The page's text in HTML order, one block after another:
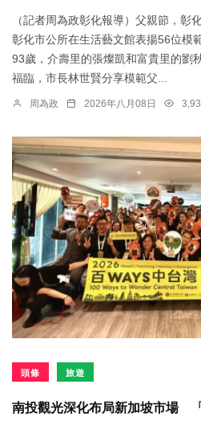
（記者周為政彰化報導）父親節，彰
彰化市公所在生活藝文館表揚56位模
93歲，介壽里的張燦凱和富貴里的劉
福臨，市長林世賢分享模範父...
周為政 2026年八月08日
頭條 旅遊
南投觀光深化布局新加坡市場